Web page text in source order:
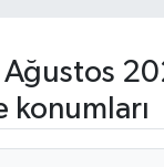
konumları